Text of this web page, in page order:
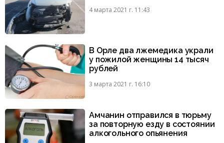
4 марта 2021 г. 11:43
В Орле два лжемедика украли
у пожилой женщины 14 тысяч
рублей
3 марта 2021 г. 16:10
Амчанин отправился в тюрьму
за повторную езду в состоянии
алкогольного опьянения